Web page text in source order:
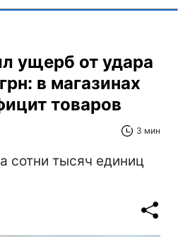
ущерб от удара
в магазинах
товаров
3 мин
сотни тысяч единиц